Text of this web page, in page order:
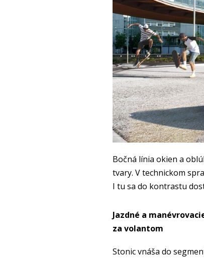
Bočná línia okien a
tvary. V technickom
I tu sa do kontrastu
Jazdné a
za volantom
Stonic vnáša do